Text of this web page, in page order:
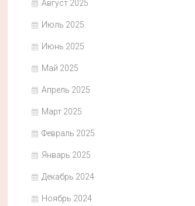
Август 2025
Июль 2025
Июнь 2025
Май 2025
Апрель 2025
Март 2025
Февраль 2025
Январь 2025
Декабрь 2024
Ноябрь 2024